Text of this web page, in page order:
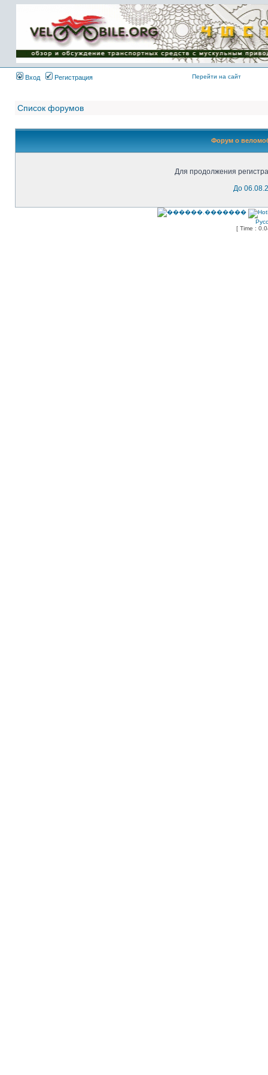
Имя пользователя:
Пароль:
{ LOG_ME_IN_SHORT
}
Вход
Регистрация Перейти на сайт
Список форумов
Форум о
Для продолжения
До
[ Time :